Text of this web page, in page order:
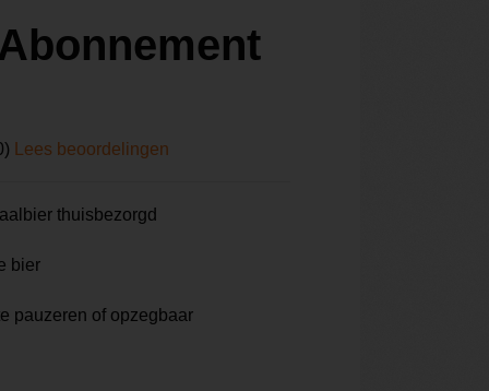
Lees beoordelingen
thuisbezorgd
bier
pauzeren of opzegbaar